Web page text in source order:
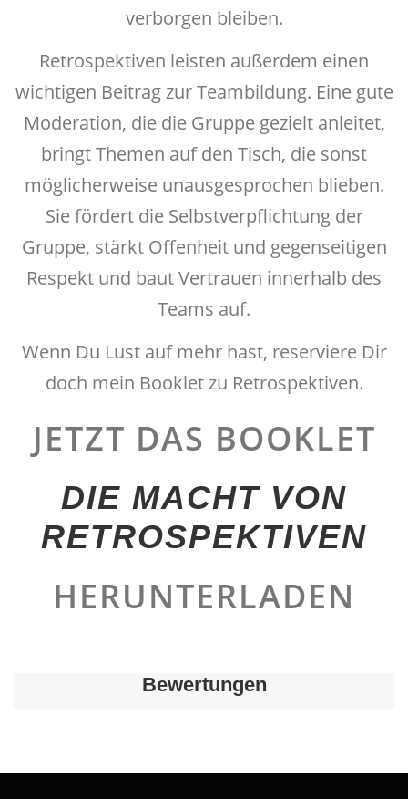
verborgen bleiben.
Retrospektiven leisten außerdem einen
wichtigen Beitrag zur Teambildung. Eine gute
Moderation, die die Gruppe gezielt anleitet,
bringt Themen auf den Tisch, die sonst
möglicherweise unausgesprochen blieben.
Sie fördert die Selbstverpflichtung der
Gruppe, stärkt Offenheit und gegenseitigen
Respekt und baut Vertrauen innerhalb des
Teams auf.
Wenn Du Lust auf mehr hast, reserviere Dir
doch mein Booklet zu Retrospektiven.
JETZT DAS BOOKLET
DIE MACHT VON
RETROSPEKTIVEN
HERUNTERLADEN
Bewertungen